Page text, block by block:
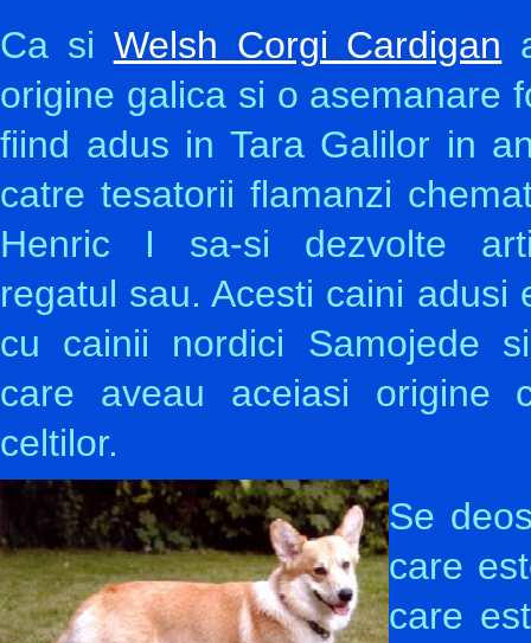
Ca si Welsh Corgi Cardigan
origine galica si o asemanare
fiind adus in Tara Galilor in
catre tesatorii flamanzi
Henric I sa-si dezvolte
regatul sau. Acesti caini adusi
cu cainii nordici Samojede
care aveau aceiasi origine
celtilor.
Se
care
care